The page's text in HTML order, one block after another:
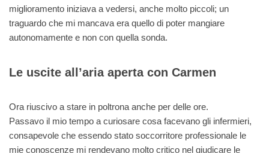
miglioramento iniziava a vedersi, anche molto piccoli; un
traguardo che mi mancava era quello di poter mangiare
autonomamente e non con quella sonda.
Le uscite all’aria aperta con Carmen
Ora riuscivo a stare in poltrona anche per delle ore.
Passavo il mio tempo a curiosare cosa facevano gli infermieri,
consapevole che essendo stato soccorritore professionale le
mie conoscenze mi rendevano molto critico nel giudicare le